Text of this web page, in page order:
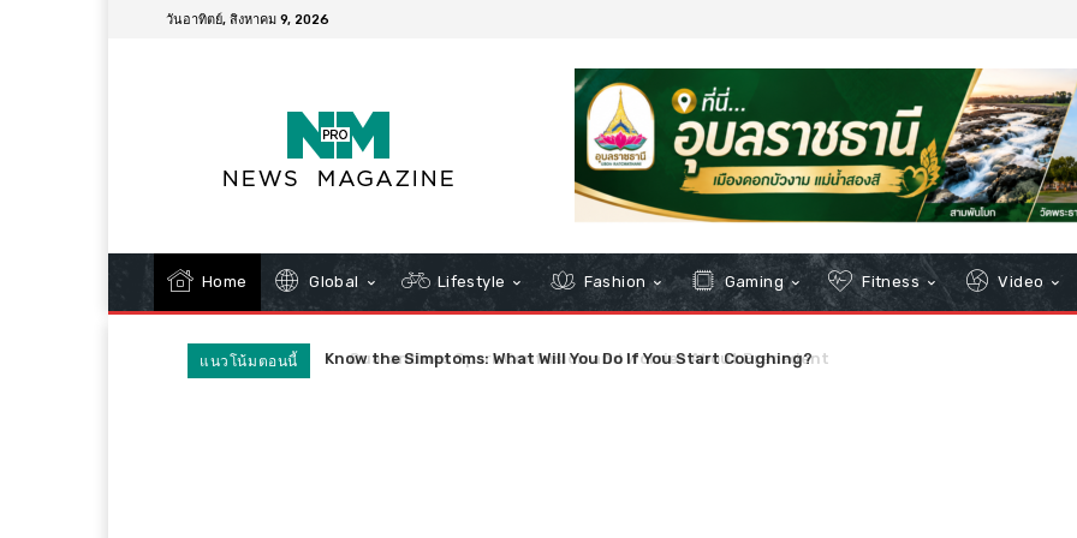
วันอาทิตย์, สิงหาคม 9, 2026
Home Global Lifestyle Fashion Gaming Fitness Video
แนวโน้มตอนนี้ Quarantines Spark Confusion and Worries About Precedent